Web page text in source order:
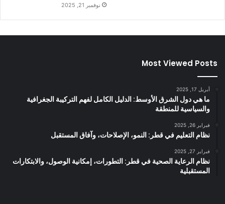
نوفمبر 21, 2025
Most Viewed Posts
أبريل 17, 2025
ما هي دول الشرق الأوسط: الدليل الكامل لفهم التركيبة الجغرافية
والسياسية للمنطقة
فبراير 26, 2025
نظام التعليم في قطر: النمو، الإصلاحات، وآفاق المستقبل
فبراير 27, 2025
نظام الرعاية الصحية في قطر: التطورات، إمكانية الوصول، والابتكارات
المستقبلية